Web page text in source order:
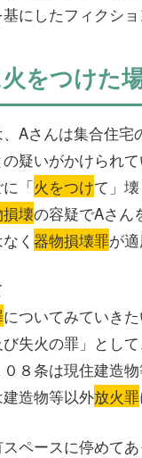
基にしたフィクショ
をつけた
、Aさんは集合住
疑いがかけられて
「火をつけて」
壊の容疑でAさん
く 器物損壊罪が
についてみていきた
失火の罪」とし
８条は現住建造
造物等以外放火罪
ペースに停めて